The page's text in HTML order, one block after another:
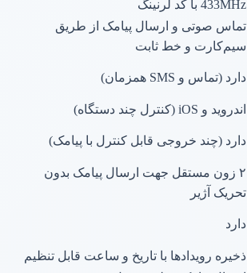
433MHz با کد لرنینگ
تماس صوتی و ارسال پیامک از طریق
سیم‌کارت و خط ثابت
دارد (تماس و SMS همزمان)
اندروید و iOS (کنترل چند دستگاه)
دارد (چند خروجی قابل کنترل با پیامک)
۲ زون مستقل جهت ارسال پیامک بدون
تحریک آژیر
دارد
ذخیره رویدادها با تاریخ و ساعت قابل تنظیم